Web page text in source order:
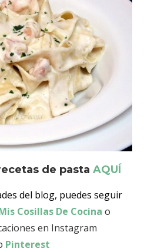
de pasta AQUÍ
del blog, puedes seguir
Cosillas De Cocina o
en Instagram
Pinterest